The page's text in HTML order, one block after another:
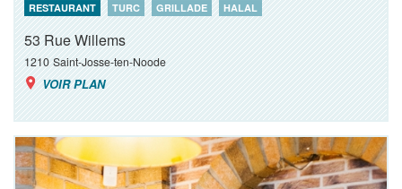
RESTAURANT TURC GRILLADE HALAL
53 Rue Willems
1210 Saint-Josse-ten-Noode
VOIR PLAN